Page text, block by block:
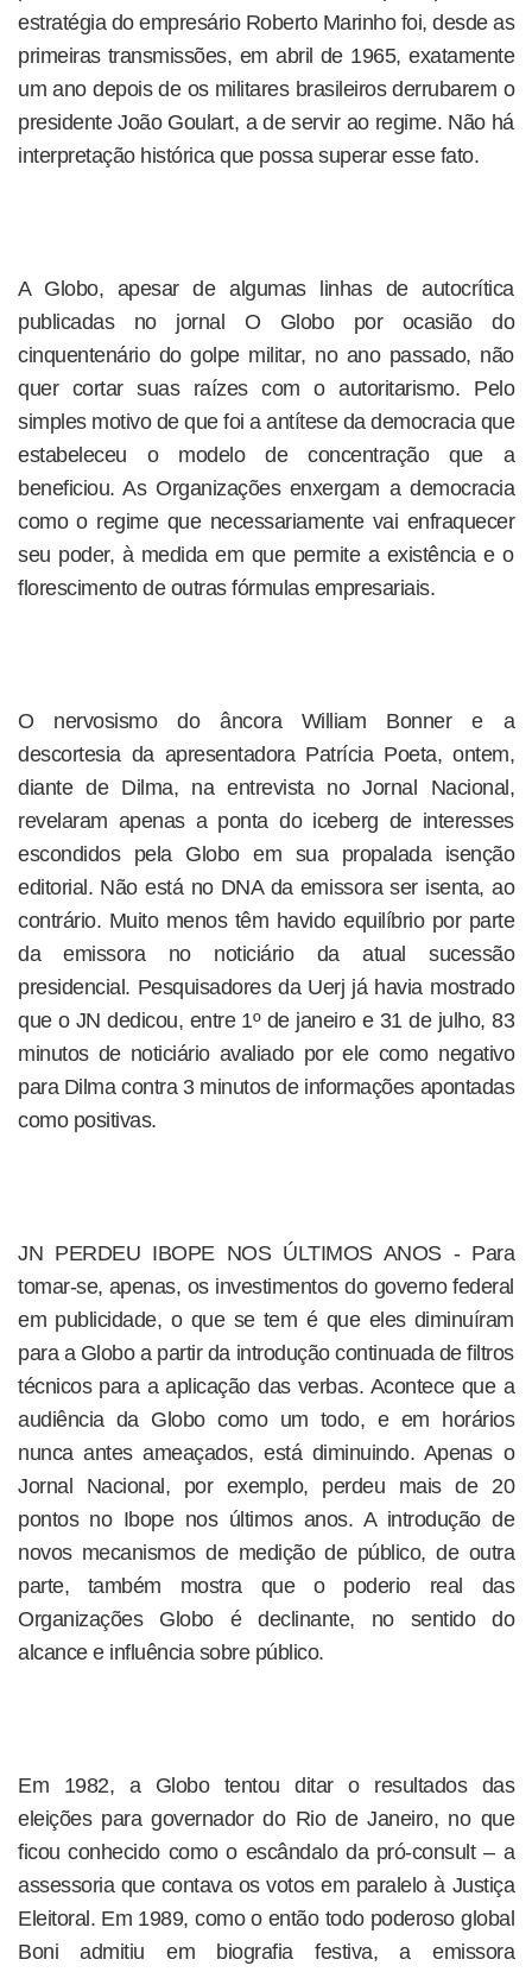
estratégia do empresário Roberto Marinho foi, desde as
primeiras transmissões, em abril de 1965, exatamente
um ano depois de os militares brasileiros derrubarem o
presidente João Goulart, a de servir ao regime. Não há
interpretação histórica que possa superar esse fato.
A Globo, apesar de algumas linhas de autocrítica
publicadas no jornal O Globo por ocasião do
cinquentenário do golpe militar, no ano passado, não
quer cortar suas raízes com o autoritarismo. Pelo
simples motivo de que foi a antítese da democracia que
estabeleceu o modelo de concentração que a
beneficiou. As Organizações enxergam a democracia
como o regime que necessariamente vai enfraquecer
seu poder, à medida em que permite a existência e o
florescimento de outras fórmulas empresariais.
O nervosismo do âncora William Bonner e a
descortesia da apresentadora Patrícia Poeta, ontem,
diante de Dilma, na entrevista no Jornal Nacional,
revelaram apenas a ponta do iceberg de interesses
escondidos pela Globo em sua propalada isenção
editorial. Não está no DNA da emissora ser isenta, ao
contrário. Muito menos têm havido equilíbrio por parte
da emissora no noticiário da atual sucessão
presidencial. Pesquisadores da Uerj já havia mostrado
que o JN dedicou, entre 1º de janeiro e 31 de julho, 83
minutos de noticiário avaliado por ele como negativo
para Dilma contra 3 minutos de informações apontadas
como positivas.
JN PERDEU IBOPE NOS ÚLTIMOS ANOS - Para
tomar-se, apenas, os investimentos do governo federal
em publicidade, o que se tem é que eles diminuíram
para a Globo a partir da introdução continuada de filtros
técnicos para a aplicação das verbas. Acontece que a
audiência da Globo como um todo, e em horários
nunca antes ameaçados, está diminuindo. Apenas o
Jornal Nacional, por exemplo, perdeu mais de 20
pontos no Ibope nos últimos anos. A introdução de
novos mecanismos de medição de público, de outra
parte, também mostra que o poderio real das
Organizações Globo é declinante, no sentido do
alcance e influência sobre público.
Em 1982, a Globo tentou ditar o resultados das
eleições para governador do Rio de Janeiro, no que
ficou conhecido como o escândalo da pró-consult – a
assessoria que contava os votos em paralelo à Justiça
Eleitoral. Em 1989, como o então todo poderoso global
Boni admitiu em biografia festiva, a emissora